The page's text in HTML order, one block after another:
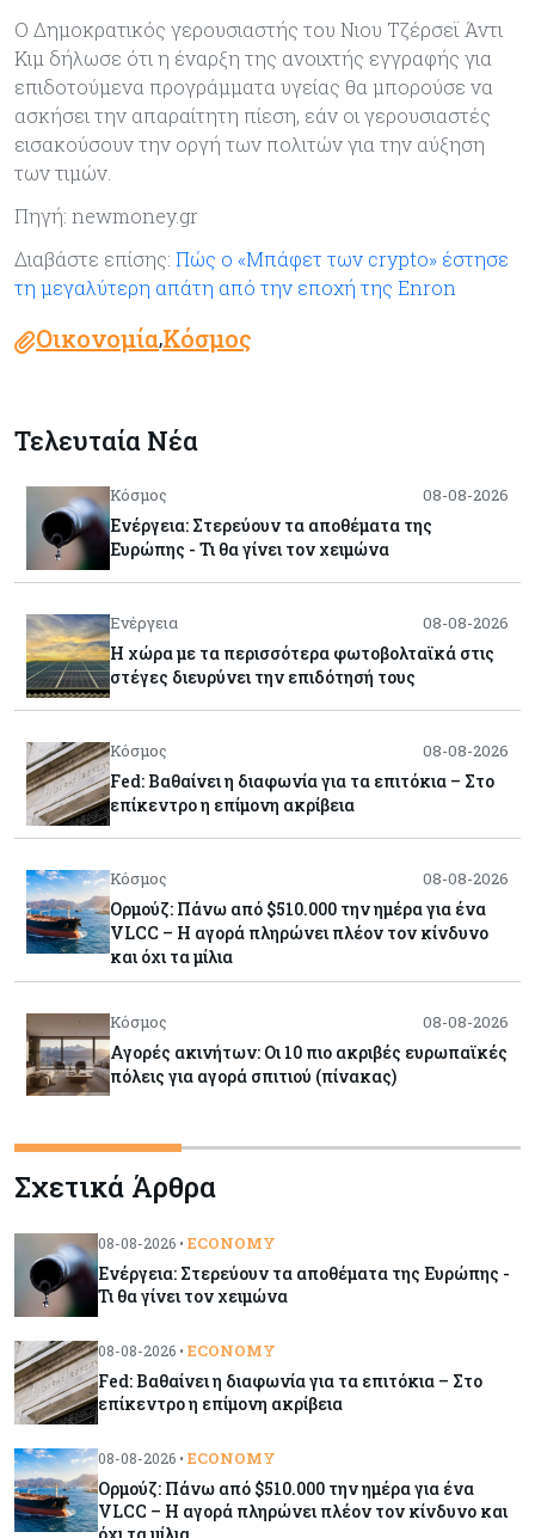
Ο Δημοκρατικός γερουσιαστής του Νιου Τζέρσεϊ Άντι
Κιμ δήλωσε ότι η έναρξη της ανοιχτής εγγραφής για
επιδοτούμενα προγράμματα υγείας θα μπορούσε να
ασκήσει την απαραίτητη πίεση, εάν οι γερουσιαστές
εισακούσουν την οργή των πολιτών για την αύξηση
των τιμών.
Πηγή: newmoney.gr
Διαβάστε επίσης: Πώς ο «Μπάφετ των crypto» έστησε
τη μεγαλύτερη απάτη από την εποχή της Enron
Οικονομία,Κόσμος
Τελευταία Νέα
Κόσμος 08-08-2026
Ενέργεια: Στερεύουν τα αποθέματα της
Ευρώπης - Τι θα γίνει τον χειμώνα
Ενέργεια 08-08-2026
Η χώρα με τα περισσότερα φωτοβολταϊκά στις
στέγες διευρύνει την επιδότησή τους
Κόσμος 08-08-2026
Fed: Βαθαίνει η διαφωνία για τα επιτόκια – Στο
επίκεντρο η επίμονη ακρίβεια
Κόσμος 08-08-2026
Ορμούζ: Πάνω από $510.000 την ημέρα για ένα
VLCC – Η αγορά πληρώνει πλέον τον κίνδυνο
και όχι τα μίλια
Κόσμος 08-08-2026
Αγορές ακινήτων: Οι 10 πιο ακριβές ευρωπαϊκές
πόλεις για αγορά σπιτιού (πίνακας)
Κόσμος 08-08-2026
Οι πυρκαγιές κατακαίνε την Ευρώπη, αλλά οι
ζημιές δεν είναι ασφαλισμένες
Κόσμος 08-08-2026
Γιατί οι κεντρικές τράπεζες αφήνουν τις αγορές
Κόσμος
Κόσμος
Σχετικά Άρθρα
08-08-2026 • ECONOMY
Ενέργεια: Στερεύουν τα αποθέματα της Ευρώπης -
Τι θα γίνει τον χειμώνα
08-08-2026 • ECONOMY
Fed: Βαθαίνει η διαφωνία για τα επιτόκια – Στο
επίκεντρο η επίμονη ακρίβεια
08-08-2026 • ECONOMY
Ορμούζ: Πάνω από $510.000 την ημέρα για ένα
VLCC – Η αγορά πληρώνει πλέον τον κίνδυνο και
όχι τα μίλια